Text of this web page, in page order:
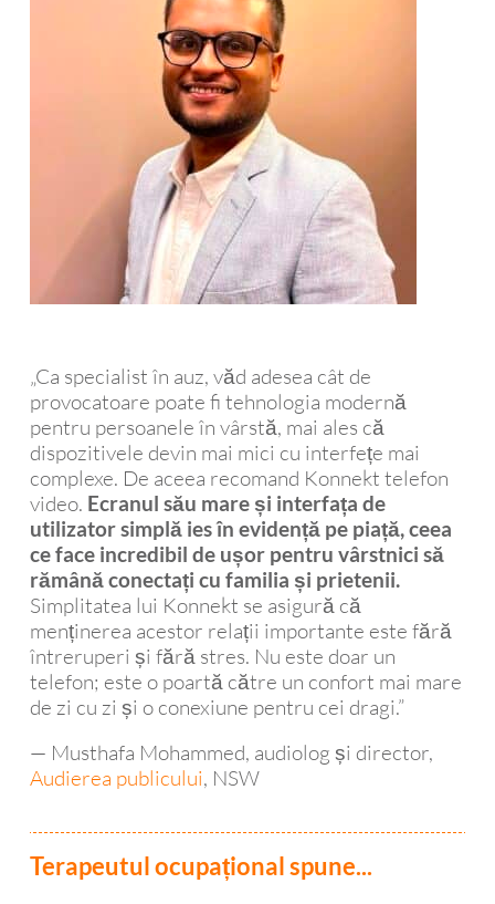
„Ca specialist în auz, văd adesea cât de
provocatoare poate fi tehnologia modernă
pentru persoanele în vârstă, mai ales că
dispozitivele devin mai mici cu interfețe mai
complexe. De aceea recomand Konnekt telefon
video. Ecranul său mare și interfața de
utilizator simplă ies în evidență pe piață, ceea
ce face incredibil de ușor pentru vârstnici să
rămână conectați cu familia și prietenii.
Simplitatea lui Konnekt se asigură că
menținerea acestor relații importante este fără
întreruperi și fără stres. Nu este doar un
telefon; este o poartă către un confort mai mare
de zi cu zi și o conexiune pentru cei dragi.”
— Musthafa Mohammed, audiolog și director,
Audierea publicului, NSW
Terapeutul ocupațional spune...